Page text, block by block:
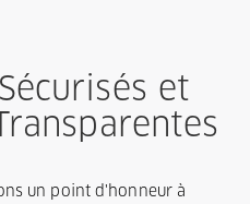
et
un point d'honneur à